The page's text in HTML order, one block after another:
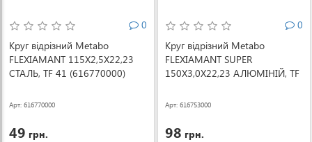
0
Круг відрізний Metabo
FLEXIAMANT 115X2,5X22,23
СТАЛЬ, TF 41 (616770000)
Арт: 616770000
49 грн.
0
Круг відрізний Metabo
FLEXIAMANT SUPER
150X3,0X22,23 АЛЮМІНІЙ, TF
Арт: 616753000
98 грн.